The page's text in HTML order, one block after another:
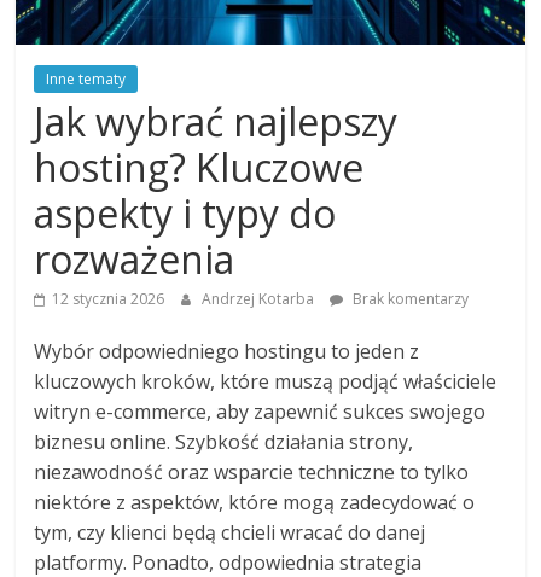
Inne tematy
Jak wybrać najlepszy
hosting? Kluczowe
aspekty i typy do
rozważenia
12 stycznia 2026 Andrzej Kotarba Brak komentarzy
Wybór odpowiedniego hostingu to jeden z
kluczowych kroków, które muszą podjąć właściciele
witryn e-commerce, aby zapewnić sukces swojego
biznesu online. Szybkość działania strony,
niezawodność oraz wsparcie techniczne to tylko
niektóre z aspektów, które mogą zadecydować o
tym, czy klienci będą chcieli wracać do danej
platformy. Ponadto, odpowiednia strategia